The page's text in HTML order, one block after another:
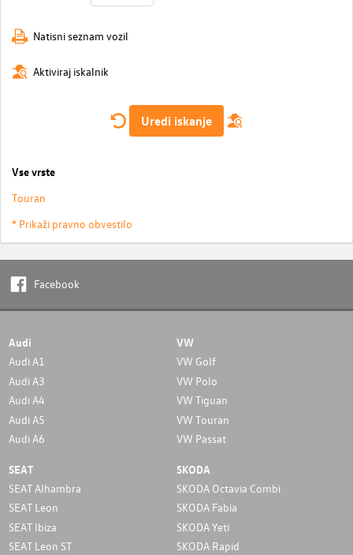
Natisni seznam vozil
Aktiviraj iskalnik
Uredi iskanje
Vse vrste
Touran
* Prikaži pravno obvestilo
Facebook
Audi
Audi A1
Audi A3
Audi A4
Audi A5
Audi A6
VW
VW Golf
VW Polo
VW Tiguan
VW Touran
VW Passat
SEAT
SEAT Alhambra
SEAT Leon
SEAT Ibiza
SEAT Leon ST
SKODA
SKODA Octavia Combi
SKODA Fabia
SKODA Yeti
SKODA Rapid